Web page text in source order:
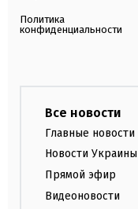
Политика
конфиденциальности
Все новости
Главные новости
Новости Украины
Прямой эфир
Видеоновости